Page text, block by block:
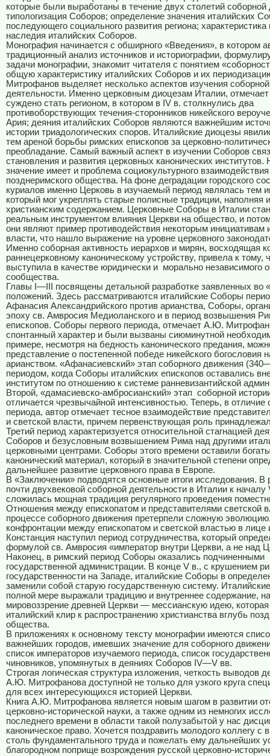
которые были выработаны в течение двух столетий соборной
типологизация Соборов; определение значения италийских
последующего социального развития региона; характеристика
наследия италийских Соборов.
Монография начинается с обширного «Введения», в котором
традиционный анализ источников и историографии,
задачи монографии, знакомит читателя с понятием
общую характеристику италийских Соборов и их
Митрофанов выделяет несколько аспектов изучения соборной
деятельности. Именно церковным диоцезам Италии,
суждено стать регионом, в котором в IV в. столкнулись два
противоборствующих течения-сторонников никейского
Ария; деяния италийских Соборов являются важнейшим
истории триадологических споров. Италийские диоцезы
тем ареной борьбы римских епископов за церковно-
преобладание. Самый важный аспект в изучении Соборов
становления и развития церковных канонических институтов.
значение имеет и проблема социокультурного
позднеримского общества. На фоне деградации городского
куриалов именно Церковь в изучаемый период являлась тем
который мог укреплять старые полисные традиции, наполняя
христианским содержанием. Церковные Соборы в Италии
реальным инструментом влияния Церкви на общество, и
они являют пример противодействия некоторым инициативам
власти, что нашло выражение на уровне церковного
Именно соборная активность иерархов и мирян, восходящая
раннецерковному каноническому устройству, привела к тому,
выступила в качестве юридически и морально независимого
сообщества.
Главы I—III посвящены детальной разработке заявленных во
положений. Здесь рассматриваются италийские Соборы
Афанасия Александрийского против арианства, Соборы,
эпоху св. Амвросия Медиоланского и в период возвышения
епископов. Соборы первого периода, отмечает А.Ю.
спонтанный характер и были вызваны сиюминутной
примере, несмотря на бедность канонического предания,
представление о постепенной победе никейского богословия
арианством. «Афанасиевский» этап соборного движения
периодом, когда Соборы италийских епископов оставались
институтом по отношению к системе ранневизантийской
Второй, «дамасиевско-амбросианский» этап соборной
отличается чрезвычайной интенсивностью. Теперь, в отличие
периода, автор отмечает тесное взаимодействие
и светской власти, причем первенствующая роль
Третий период характеризуется относительной стагнацией
Соборов и безусловным возвышением Рима над другими
церковными центрами. Соборы этого времени оставили
канонический материал, который в значительной степени
дальнейшее развитие церковного права в Европе.
В «Заключении» подводятся основные итоги исследования. В
почти двухвековой соборной деятельности в Италии к началу
сложилась мощная традиция регулярного проведения
Отношения между епископатом и представителями светской
процессе соборного движения претерпели сложную
конфронтации между епископатом и светской властью в лице
Констанция наступил период сотрудничества, который
формулой св. Амвросия «император внутри Церкви, а не над
Наконец, в римский период Соборы оказались подчиненными
государственной администрации. В конце V в., с крушением
государственности на Западе, италийские Соборы в
заменили собой старую государственную систему.
полной мере выражали традицию и внутреннее содержание,
мировоззрение древней Церкви — мессианскую идею,
италийский клир к распространению христианства вглубь
общества.
В приложениях к основному тексту монографии имеются
важнейших городов, имевших значение для соборного
список императоров изучаемого периода, список
чиновников, упомянутых в деяниях Соборов IV—V вв.
Строгая логическая структура изложения, четкость выводов
А.Ю. Митрофанова доступной не только для узкого круга
для всех интересующихся историей Церкви.
Книга А.Ю. Митрофанова является новым шагом в развитии
церковно-исторической науки, а также одним из немногих
последнего времени в области такой полузабытой у нас
каноническое право. Хочется поздравить молодого коллегу с
столь фундаментального труда и пожелать ему дальнейших
благородном поприще возрождения русской церковно-